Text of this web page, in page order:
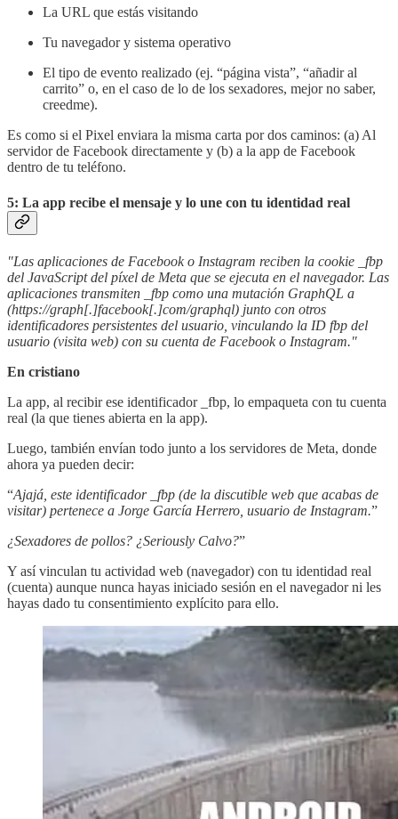
La URL que estás visitando
Tu navegador y sistema operativo
El tipo de evento realizado (ej. “página vista”, “añadir al
carrito” o, en el caso de lo de los sexadores, mejor no saber,
creedme).
Es como si el Pixel enviara la misma carta por dos caminos: (a) Al
servidor de Facebook directamente y (b) a la app de Facebook
dentro de tu teléfono.
5: La app recibe el mensaje y lo une con tu identidad real
"Las aplicaciones de Facebook o Instagram reciben la cookie _fbp
del JavaScript del píxel de Meta que se ejecuta en el navegador. Las
aplicaciones transmiten _fbp como una mutación GraphQL a
(https://graph[.]facebook[.]com/graphql) junto con otros
identificadores persistentes del usuario, vinculando la ID fbp del
usuario (visita web) con su cuenta de Facebook o Instagram."
En cristiano
La app, al recibir ese identificador _fbp, lo empaqueta con tu cuenta
real (la que tienes abierta en la app).
Luego, también envían todo junto a los servidores de Meta, donde
ahora ya pueden decir:
“Ajajá, este identificador _fbp (de la discutible web que acabas de
visitar) pertenece a Jorge García Herrero, usuario de Instagram.”
¿Sexadores de pollos? ¿Seriously Calvo?”
Y así vinculan tu actividad web (navegador) con tu identidad real
(cuenta) aunque nunca hayas iniciado sesión en el navegador ni les
hayas dado tu consentimiento explícito para ello.